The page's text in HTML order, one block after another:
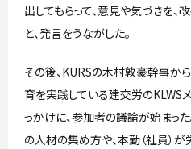
出してもらって、意見や気づきを、
と、発言をうながした。
その後、KURSの木村敦豪幹事か
育を実践している建交労のKLWS
っかけに、参加者の議論が始まっ
の人材の集め方や、本勤（社員）